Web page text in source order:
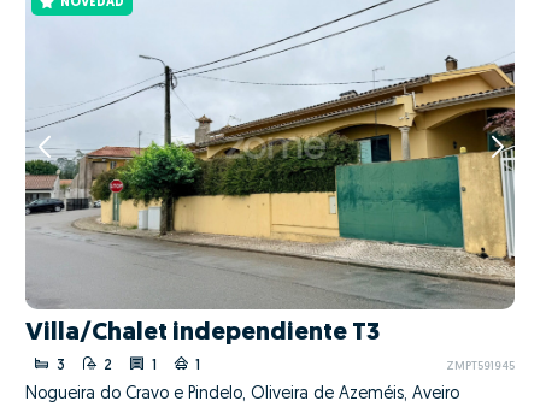
NOVEDAD
Villa/Chalet independiente T3
3 2 1 1 ZMPT591945
Nogueira do Cravo e Pindelo, Oliveira de Azeméis, Aveiro